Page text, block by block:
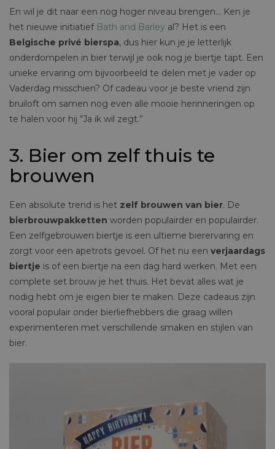
En wil je dit naar een nog hoger niveau brengen… Ken je
het nieuwe initiatief Bath and Barley al? Het is een
Belgische privé bierspa, dus hier kun je je letterlijk
onderdompelen in bier terwijl je ook nog je biertje tapt. Een
unieke ervaring om bijvoorbeeld te delen met je vader op
Vaderdag misschien? Of cadeau voor je beste vriend zijn
bruiloft om samen nog even alle mooie herinneringen op
te halen voor hij “Ja ik wil zegt.”
3. Bier om zelf thuis te
brouwen
Een absolute trend is het zelf brouwen van bier. De
bierbrouwpakketten worden populairder en populairder.
Een zelfgebrouwen biertje is een ultieme bierervaring en
zorgt voor een apetrots gevoel. Of het nu een verjaardags
biertje is of een biertje na een dag hard werken. Met een
complete set brouw je het thuis. Het bevat alles wat je
nodig hebt om je eigen bier te maken. Deze cadeaus zijn
vooral populair onder bierliefhebbers die graag willen
experimenteren met verschillende smaken en stijlen van
bier.